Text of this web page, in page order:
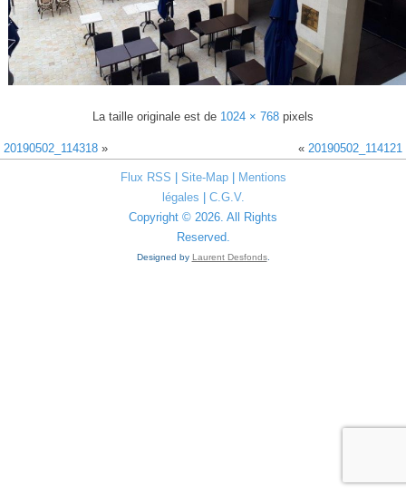
La taille originale est de 1024 × 768 pixels
20190502_114318 » « 20190502_114121
Flux RSS Site-Map|
Mentions
légales
C.G.V.
Copyright © 2026. All Rights
Reserved.
Designed by Laurent Desfonds.